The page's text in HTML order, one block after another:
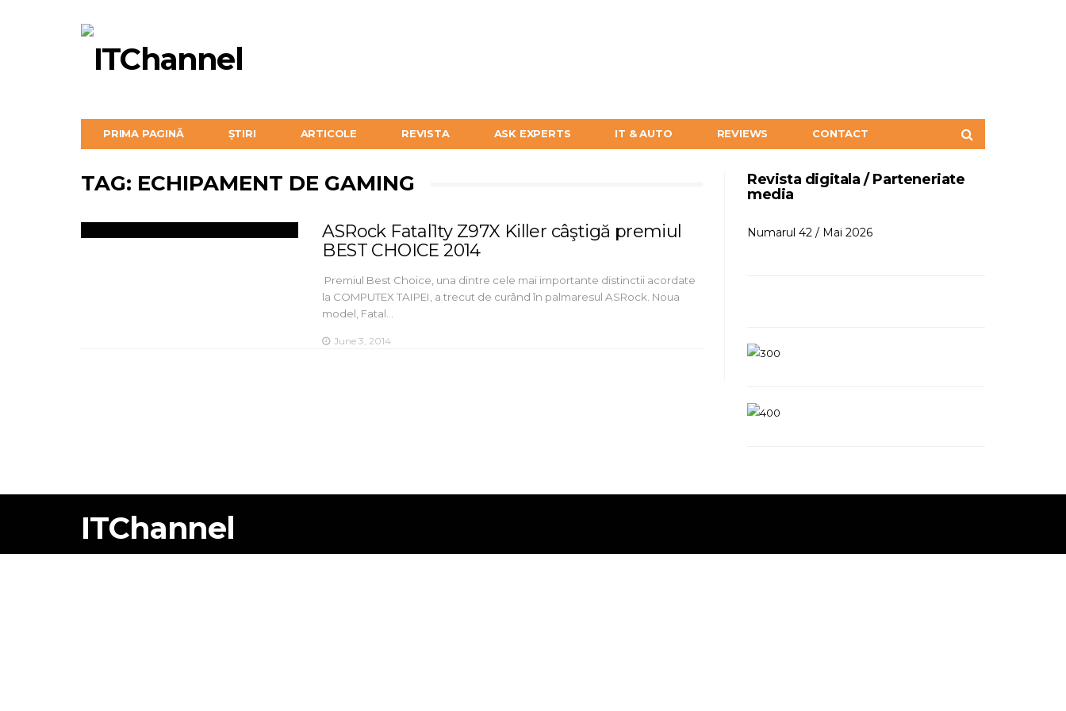
PRIMA PAGINĂ ȘTIRI ARTICOLE REVISTA ASK EXPERTS IT & AUTO REVIEWS CONTACT
TAG: ECHIPAMENT DE GAMING
ASRock Fatal1ty Z97X Killer câştigă premiul
BEST CHOICE 2014
Premiul Best Choice, una dintre cele mai importante distinctii acordate
la COMPUTEX TAIPEI, a trecut de curând în palmaresul ASRock. Noua
model, Fatal…
June 3, 2014
Revista digitala / Parteneriate
media
Numarul 42 / Mai 2026
ITChannel